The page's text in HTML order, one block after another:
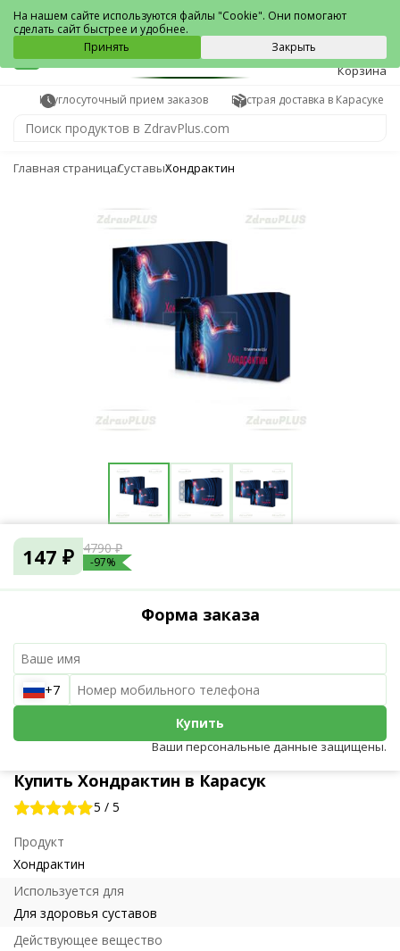
Карасук
0
Корзина
Круглосуточный прием заказов Быстрая доставка в Карасуке
Главная страницаСуставыХондрактин
Купить Хондрактин в Карасук
5 / 5
Продукт
Хондрактин
Используется для
Для здоровья суставов
Действующее вещество
147 ₽ 4790 ₽
-97%
Форма заказа
+7
Купить
Ваши персональные данные защищены.
На нашем сайте используются файлы "Cookie". Они помогают
сделать сайт быстрее и удобнее.
Принять
Закрыть